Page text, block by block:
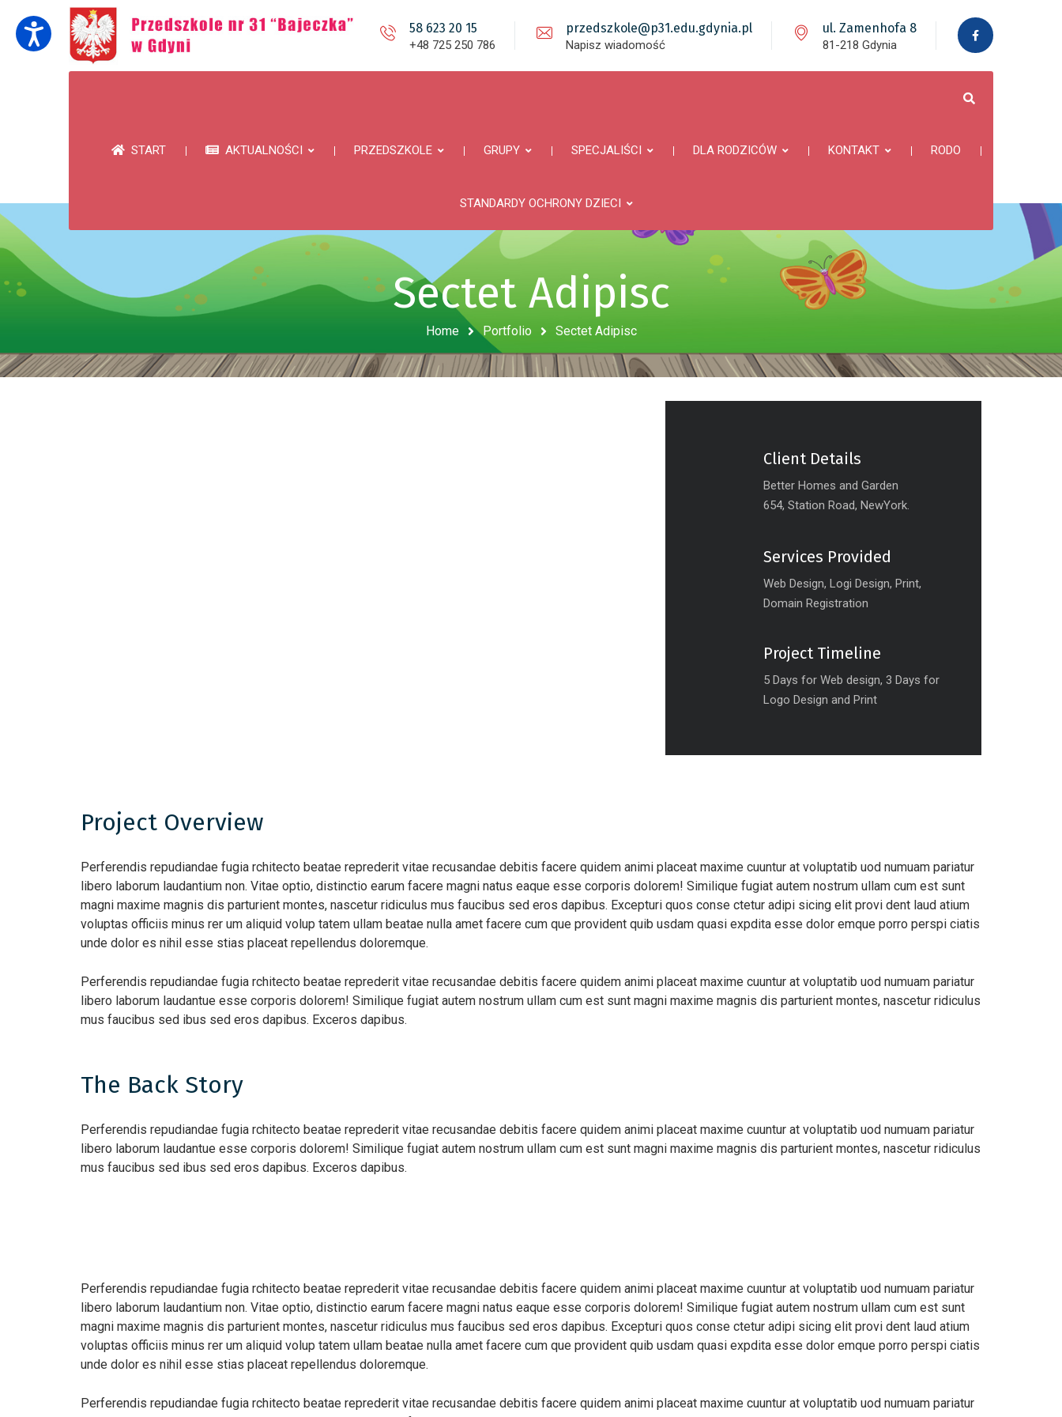
58 623 20 15
+48 725 250 786
przedszkole@p31.edu.gdynia.pl
Napisz wiadomość
ul. Zamenhofa 8
81-218 Gdynia
START AKTUALNOŚCI PRZEDSZKOLE GRUPY SPECJALIŚCI DLA RODZICÓW KONTAKT RODO
STANDARDY OCHRONY DZIECI
Sectet Adipisc
Home Portfolio Sectet Adipisc
Client Details
Better Homes and Garden
654, Station Road, NewYork.
Services Provided
Web Design, Logi Design, Print,
Domain Registration
Project Timeline
5 Days for Web design, 3 Days for
Logo Design and Print
Project Overview
Perferendis repudiandae fugia rchitecto beatae reprederit vitae recusandae debitis facere quidem animi placeat maxime cuuntur at voluptatib uod numuam pariatur
libero laborum laudantium non. Vitae optio, distinctio earum facere magni natus eaque esse corporis dolorem! Similique fugiat autem nostrum ullam cum est sunt
magni maxime magnis dis parturient montes, nascetur ridiculus mus faucibus sed eros dapibus. Excepturi quos conse ctetur adipi sicing elit provi dent laud atium
voluptas officiis minus rer um aliquid volup tatem ullam beatae nulla amet facere cum que provident quib usdam quasi expdita esse dolor emque porro perspi ciatis
unde dolor es nihil esse stias placeat repellendus doloremque.
Perferendis repudiandae fugia rchitecto beatae reprederit vitae recusandae debitis facere quidem animi placeat maxime cuuntur at voluptatib uod numuam pariatur
libero laborum laudantue esse corporis dolorem! Similique fugiat autem nostrum ullam cum est sunt magni maxime magnis dis parturient montes, nascetur ridiculus
mus faucibus sed ibus sed eros dapibus. Exceros dapibus.
The Back Story
Perferendis repudiandae fugia rchitecto beatae reprederit vitae recusandae debitis facere quidem animi placeat maxime cuuntur at voluptatib uod numuam pariatur
libero laborum laudantue esse corporis dolorem! Similique fugiat autem nostrum ullam cum est sunt magni maxime magnis dis parturient montes, nascetur ridiculus
mus faucibus sed ibus sed eros dapibus. Exceros dapibus.
Perferendis repudiandae fugia rchitecto beatae reprederit vitae recusandae debitis facere quidem animi placeat maxime cuuntur at voluptatib uod numuam pariatur
libero laborum laudantium non. Vitae optio, distinctio earum facere magni natus eaque esse corporis dolorem! Similique fugiat autem nostrum ullam cum est sunt
magni maxime magnis dis parturient montes, nascetur ridiculus mus faucibus sed eros dapibus. Excepturi quos conse ctetur adipi sicing elit provi dent laud atium
voluptas officiis minus rer um aliquid volup tatem ullam beatae nulla amet facere cum que provident quib usdam quasi expdita esse dolor emque porro perspi ciatis
unde dolor es nihil esse stias placeat repellendus doloremque.
Perferendis repudiandae fugia rchitecto beatae reprederit vitae recusandae debitis facere quidem animi placeat maxime cuuntur at voluptatib uod numuam pariatur